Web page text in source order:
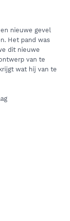
nieuwe gevel
Het pand was
dit nieuwe
van te
wat hij van te